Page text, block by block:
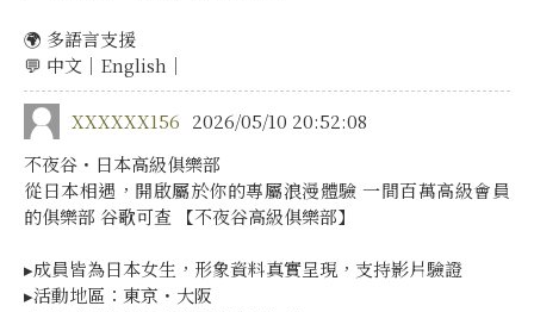
🌍 多語言支援
💬 中文｜English｜
XXXXXX156 2026/05/10 20:52:08
不夜谷・日本高級俱樂部
從日本相遇，開啟屬於你的專屬浪漫體驗 一間百萬高級會員
的俱樂部 谷歌可查 【不夜谷高級俱樂部】
▸成員皆為日本女生，形象資料真實呈現，支持影片驗證
▸活動地區：東京・大阪